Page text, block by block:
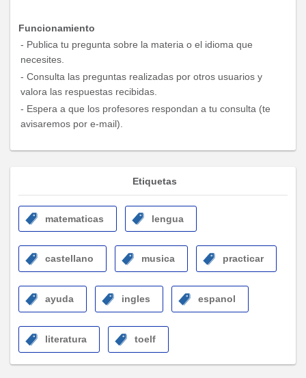
Funcionamiento
- Publica tu pregunta sobre la materia o el idioma que
necesites.
- Consulta las preguntas realizadas por otros usuarios y
valora las respuestas recibidas.
- Espera a que los profesores respondan a tu consulta (te
avisaremos por e-mail).
Etiquetas
matematicas lengua
castellano musica practicar
ayuda ingles espanol
literatura toelf